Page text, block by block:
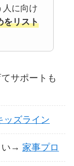
人に向け
をリスト
サポートも
ッズライン
い→ 家事プロ